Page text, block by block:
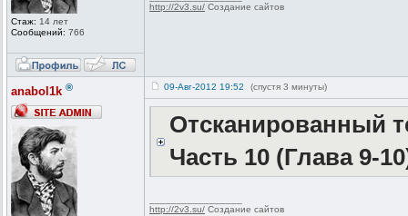
Стаж: 14 лет
Сообщений: 766
http://2v3.su/ Создание сайтов
anabol1k ® 09-Авг-2012 19:52 (спустя 3 минуты)
Отсканированный
Часть 10 (Глава 9-
http://2v3.su/ Создание сайтов